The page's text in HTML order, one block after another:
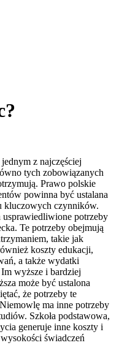
z najczęściej
tych zobowiązanych
Prawo polskie
powinna być ustalana
kluczowych czynników.
usprawiedliwione potrzeby
Te potrzeby obejmują
takie jak
koszty edukacji,
a także wydatki
wyższe i bardziej
może być ustalona
że potrzeby te
ma inne potrzeby
Szkoła podstawowa,
generuje inne koszty i
świadczeń